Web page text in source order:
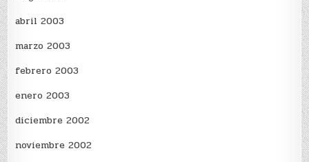
abril 2003
marzo 2003
febrero 2003
enero 2003
diciembre 2002
noviembre 2002